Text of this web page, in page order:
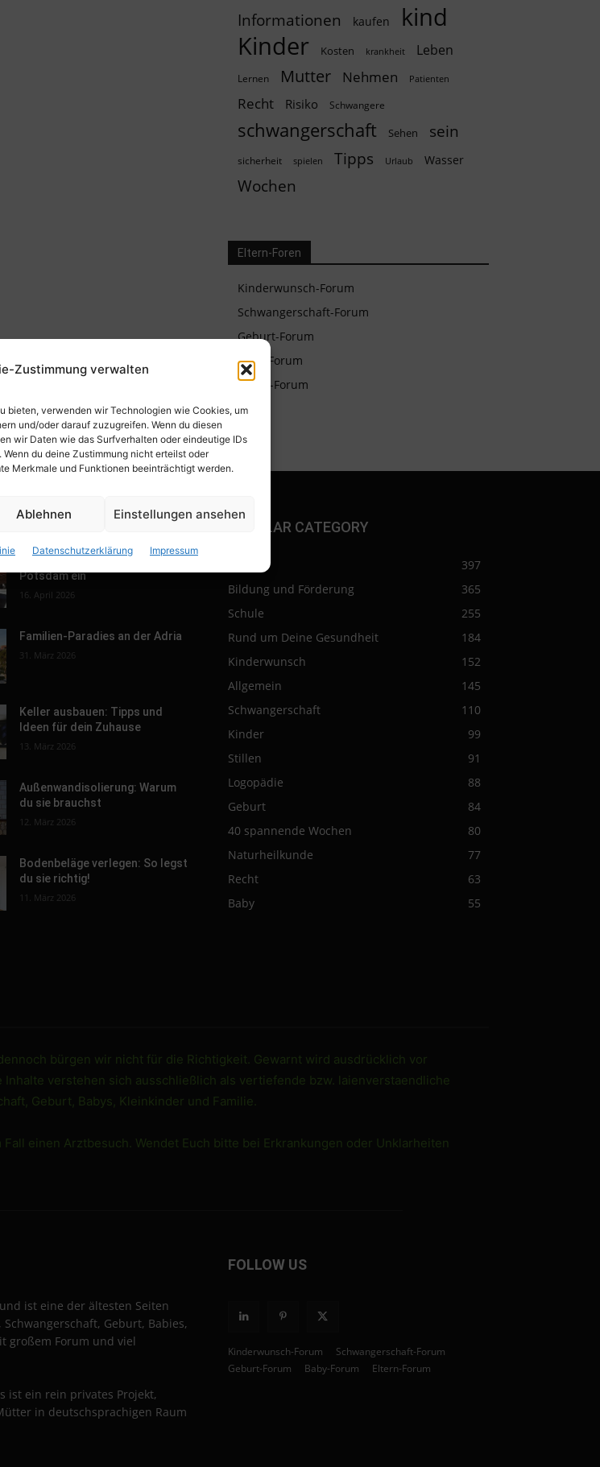
Zustimmung verwalten
bieten, verwenden wir Technologien wie Cookies, um
und/oder darauf zuzugreifen. Wenn du diesen
wir Daten wie das Surfverhalten oder eindeutige IDs
du deine Zustimmung nicht erteilst oder
Merkmale und Funktionen beeinträchtigt werden.
Ablehnen Einstellungen ansehen
Datenschutzerklärung Impressum
Informationen kaufen kind
Kinder Kosten krankheit Leben
Lernen Mutter Nehmen Patienten
Recht Risiko Schwangere
schwangerschaft Sehen sein
sicherheit spielen Tipps Urlaub Wasser
Wochen
Eltern-Foren
Kinderwunsch-Forum
Schwangerschaft-Forum
Geburt-Forum
Baby-Forum
Eltern-Forum
Tulpenfest läutet Frühling in
Potsdam ein
16. April 2026
Familien-Paradies an der Adria
31. März 2026
Keller ausbauen: Tipps und
Ideen für dein Zuhause
13. März 2026
Außenwandisolierung: Warum
du sie brauchst
12. März 2026
Bodenbeläge verlegen: So legst
du sie richtig!
11. März 2026
POPULAR CATEGORY
397
Bildung und Förderung
365
Schule
255
Rund um Deine Gesundheit
184
Kinderwunsch
152
Allgemein
145
Schwangerschaft
110
Kinder
99
Stillen
91
Logopädie
88
Geburt
84
40 spannende Wochen
80
Naturheilkunde
77
Recht
63
Baby
55
bürgen wir nicht für die Richtigkeit. Gewarnt wird ausdrücklich vor
verstehen sich ausschließlich als vertiefende bzw. laienverstaendliche
Geburt, Babys, Kleinkinder und Familie.
einen Arztbesuch. Wendet Euch bitte bei Erkrankungen oder Unklarheiten
ist eine der ältesten Seiten
Geburt, Babies,
großem Forum und viel
ist ein rein privates Projekt,
in deutschsprachigen Raum
FOLLOW US
Kinderwunsch-Forum
Schwangerschaft-Forum
Geburt-Forum
Baby-Forum Eltern-Forum